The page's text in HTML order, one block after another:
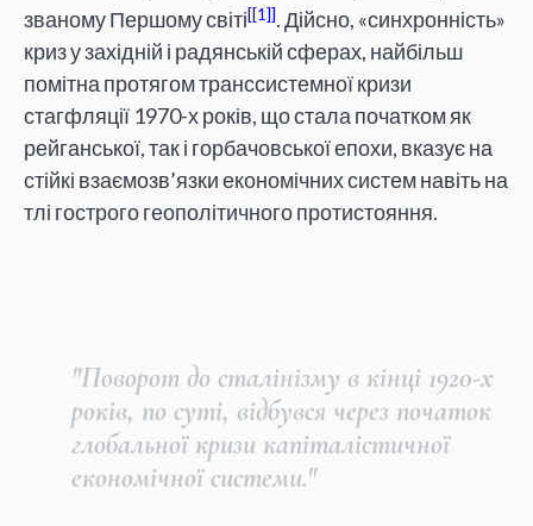
званому Першому світі [1] . Дійсно, «синхронність»
криз у західній і радянській сферах, найбільш
помітна протягом транссистемної кризи
стагфляції 1970-х років, що стала початком як
рейганської, так і горбачовської епохи, вказує на
стійкі взаємозв’язки економічних систем навіть на
тлі гострого геополітичного протистояння.
"Поворот до сталінізму в кінці 1920-х
років, по суті, відбувся через початок
глобальної кризи капіталістичної
економічної системи."